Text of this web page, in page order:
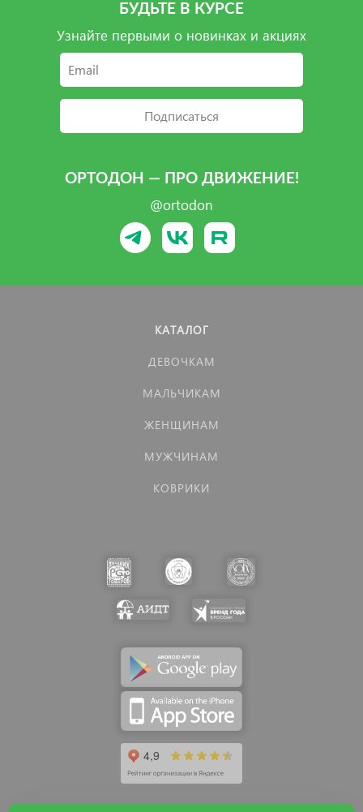
БУДЬТЕ В КУРСЕ
Узнайте первыми о новинках и акциях
Подписаться
ОРТОДОН — ПРО ДВИЖЕНИЕ!
@ortodon
КАТАЛОГ
ДЕВОЧКАМ
МАЛЬЧИКАМ
ЖЕНЩИНАМ
МУЖЧИНАМ
КОВРИКИ